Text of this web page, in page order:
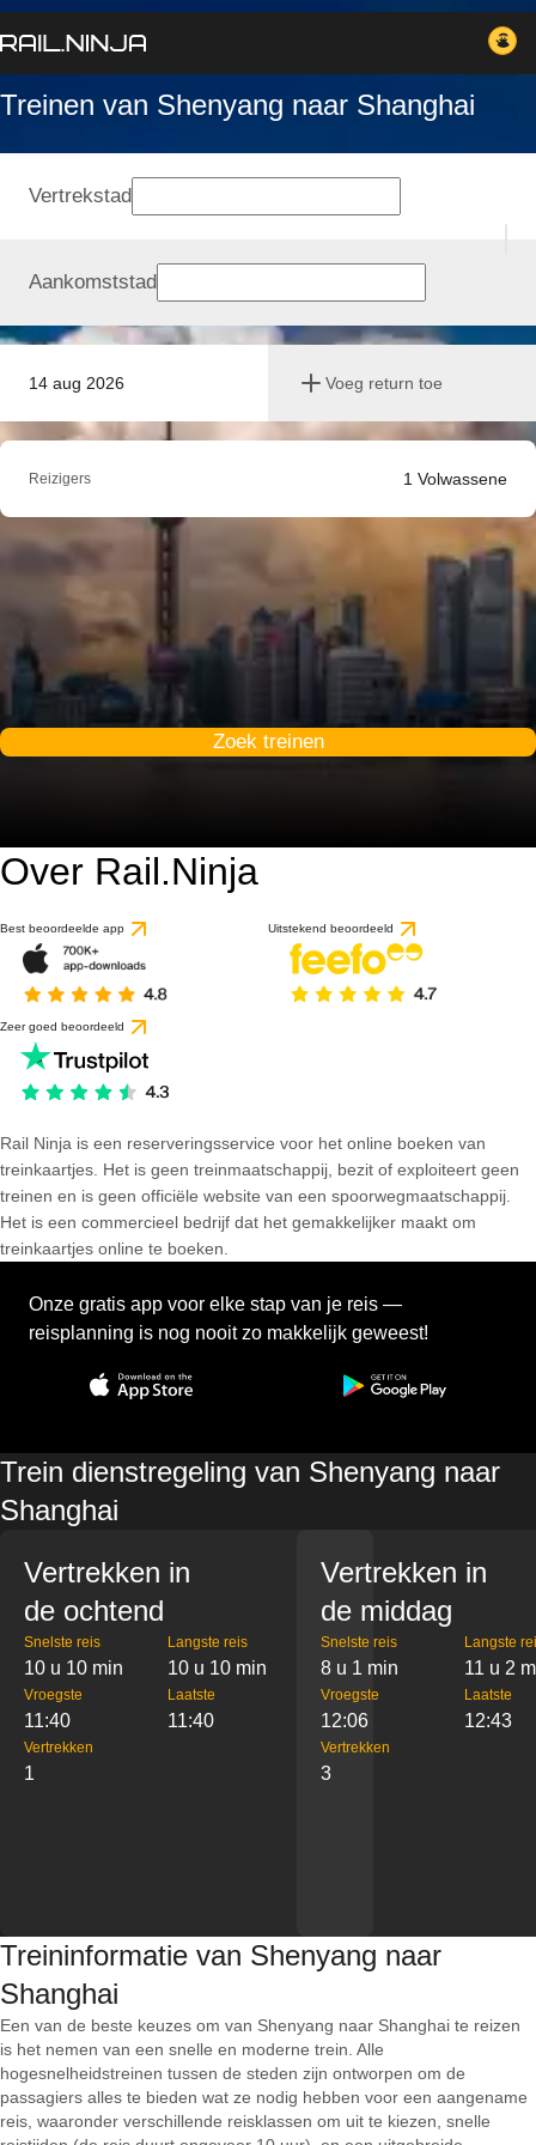
Treinen van Shenyang naar Shanghai
14 aug 2026 Voeg return toe
Vertrekstad
Aankomststad
Reizigers 1 Volwassene
Zoek treinen
Over Rail.Ninja
Best beoordeelde app Uitstekend beoordeeld
Zeer goed beoordeeld
Rail Ninja is een reserveringsservice voor het online boeken van
treinkaartjes. Het is geen treinmaatschappij, bezit of exploiteert geen
treinen en is geen officiële website van een spoorwegmaatschappij.
Het is een commercieel bedrijf dat het gemakkelijker maakt om
treinkaartjes online te boeken.
Onze gratis app voor elke stap van je reis —
reisplanning is nog nooit zo makkelijk geweest!
Trein dienstregeling van Shenyang naar
Shanghai
Vertrekken in
de ochtend
Snelste reis
10 u 10 min
Langste reis
10 u 10 min
Vroegste
11:40
Laatste
11:40
Vertrekken
1
Vertrekken in
de middag
Snelste reis
8 u 1 min
Langste
11 u 2
Vroegste
12:06
Laatste
12:43
Vertrekken
3
Treininformatie van Shenyang naar
Shanghai
Een van de beste keuzes om van Shenyang naar Shanghai te reizen
is het nemen van een snelle en moderne trein. Alle
hogesnelheidstreinen tussen de steden zijn ontworpen om de
passagiers alles te bieden wat ze nodig hebben voor een aangename
reis, waaronder verschillende reisklassen om uit te kiezen, snelle
gebaseerd op 1